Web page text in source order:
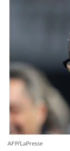
AFP/LaPresse